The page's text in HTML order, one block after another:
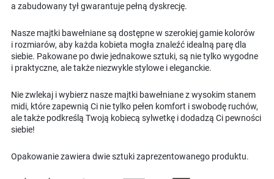
a zabudowany tył gwarantuje pełną dyskrecję.
Nasze majtki bawełniane są dostępne w szerokiej gamie kolorów
i rozmiarów, aby każda kobieta mogła znaleźć idealną parę dla
siebie. Pakowane po dwie jednakowe sztuki, są nie tylko wygodne
i praktyczne, ale także niezwykle stylowe i eleganckie.
Nie zwlekaj i wybierz nasze majtki bawełniane z wysokim stanem
midi, które zapewnią Ci nie tylko pełen komfort i swobodę ruchów,
ale także podkreślą Twoją kobiecą sylwetkę i dodadzą Ci pewności
siebie!
Opakowanie zawiera dwie sztuki zaprezentowanego produktu.